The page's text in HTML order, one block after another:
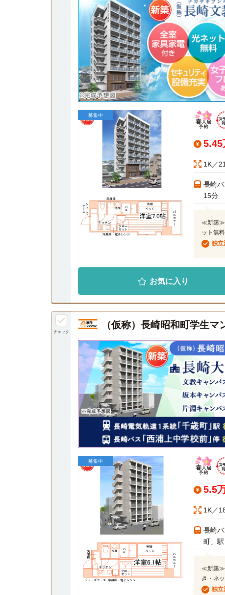
募集中
5.45
1K／
長崎
15分
≪新築≫
ット無
独立
お気に入り
チェック
（仮称）長崎昭和町学生マ
募集中
5.5
1K／
長崎
町」
≪新築≫
き・ネ
独立